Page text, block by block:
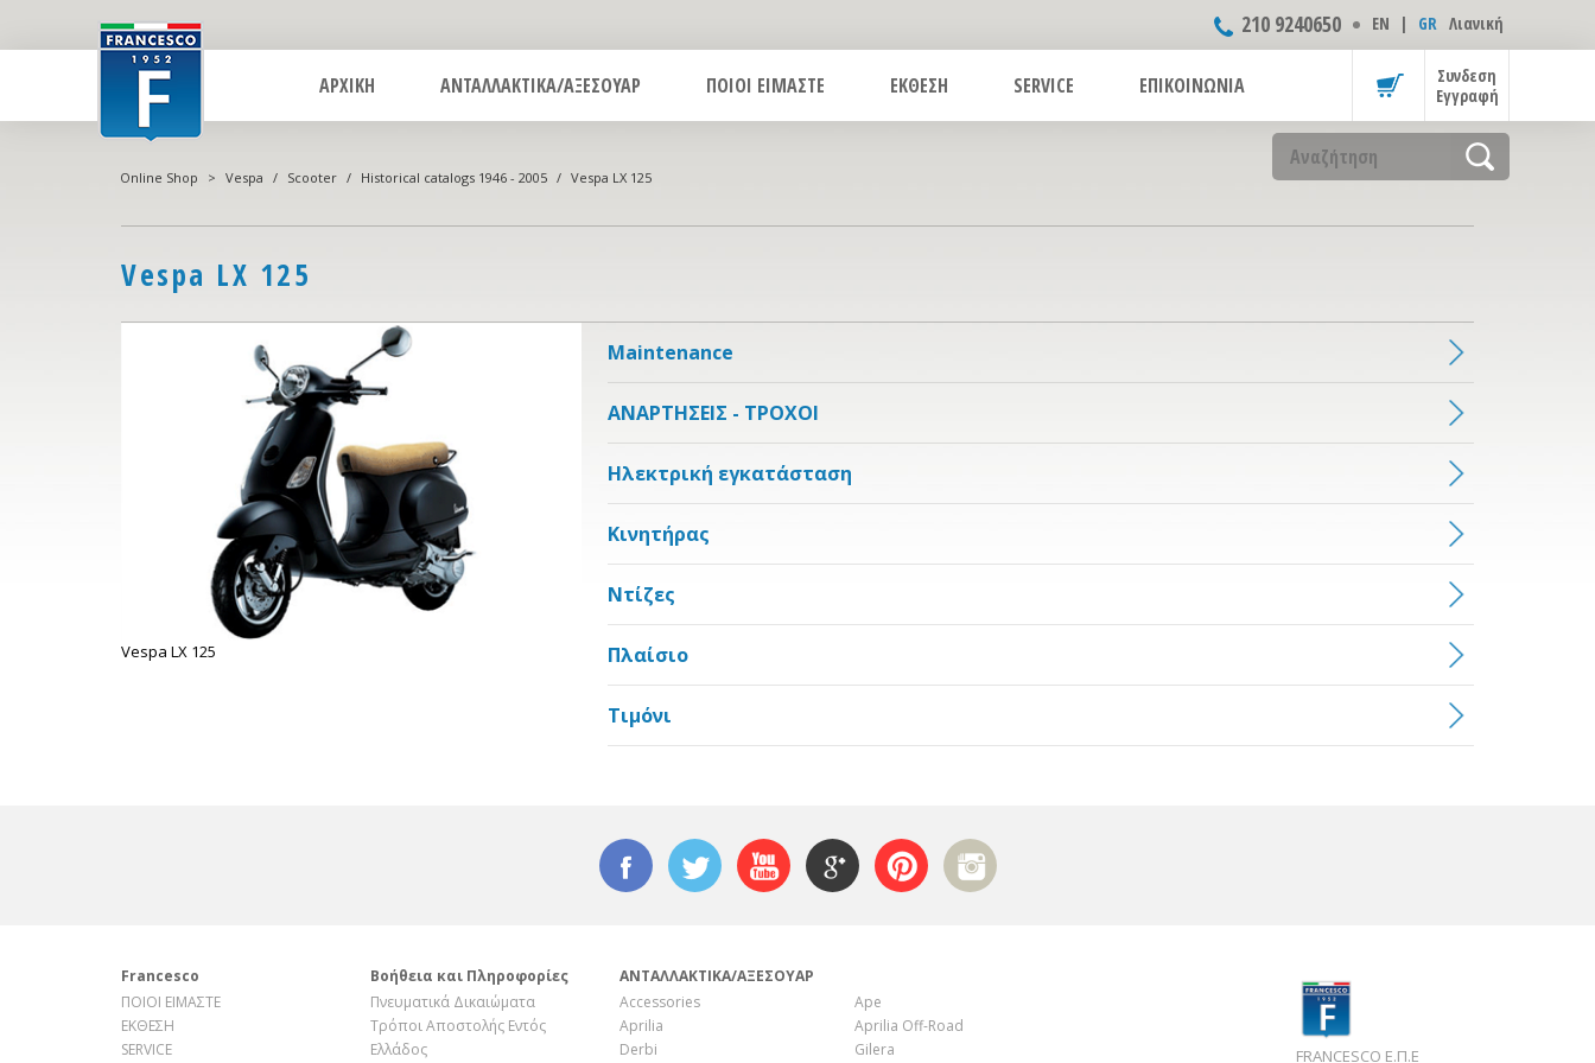
210 9240650 ΕΝ | GR Λιανική
Συνδεση
Εγγραφή
ΑΡΧΙΚΗ ΑΝΤΑΛΛΑΚΤΙΚΑ/ΑΞΕΣΟΥΑΡ ΠΟΙΟΙ ΕΙΜΑΣΤΕ ΕΚΘΕΣΗ SERVICE ΕΠΙΚΟΙΝΩΝΙΑ
Online Shop > Vespa / Scooter / Historical catalogs 1946 - 2005 / Vespa LX 125
Vespa LX 125
Vespa LX 125
Maintenance
ΑΝΑΡΤΗΣΕΙΣ - ΤΡΟΧΟΙ
Ηλεκτρική εγκατάσταση
Κινητήρας
Ντίζες
Πλαίσιο
Τιμόνι
Francesco
ΠΟΙΟΙ ΕΙΜΑΣΤΕ
ΕΚΘΕΣΗ
SERVICE
Βοήθεια και Πληροφορίες
Πνευματικά Δικαιώματα
Τρόποι Αποστολής Εντός
Ελλάδος
ΑΝΤΑΛΛΑΚΤΙΚΑ/ΑΞΕΣΟΥΑΡ
Accessories
Ape
Aprilia
Aprilia Off-Road
Derbi
Gilera FRANCESCO Ε.Π.Ε